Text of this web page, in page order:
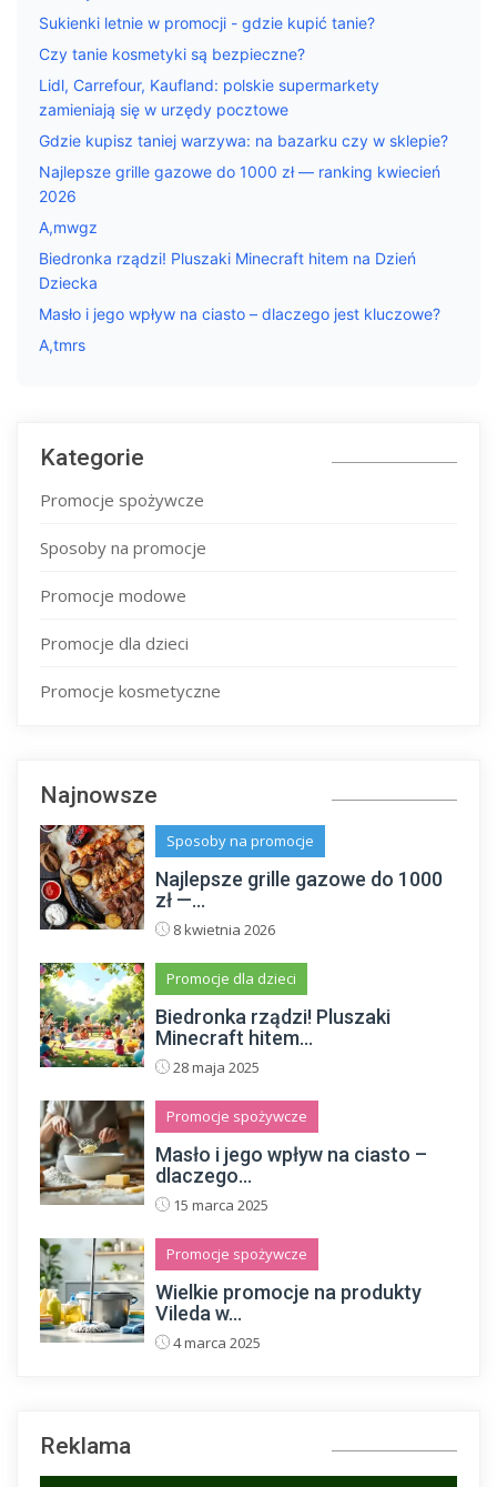
Sukienki letnie w promocji - gdzie kupić tanie?
Czy tanie kosmetyki są bezpieczne?
Lidl, Carrefour, Kaufland: polskie supermarkety
zamieniają się w urzędy pocztowe
Gdzie kupisz taniej warzywa: na bazarku czy w sklepie?
Najlepsze grille gazowe do 1000 zł — ranking kwiecień
2026
A,mwgz
Biedronka rządzi! Pluszaki Minecraft hitem na Dzień
Dziecka
Masło i jego wpływ na ciasto – dlaczego jest kluczowe?
A,tmrs
Kategorie
Promocje spożywcze
Sposoby na promocje
Promocje modowe
Promocje dla dzieci
Promocje kosmetyczne
Najnowsze
Sposoby na promocje
Najlepsze grille gazowe do 1000
zł —...
8 kwietnia 2026
Promocje dla dzieci
Biedronka rządzi! Pluszaki
Minecraft hitem...
28 maja 2025
Promocje spożywcze
Masło i jego wpływ na ciasto –
dlaczego...
15 marca 2025
Promocje spożywcze
Wielkie promocje na produkty
Vileda w...
4 marca 2025
Reklama